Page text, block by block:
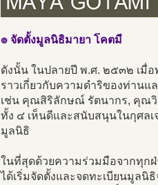
๏ จัดตั้งมูลนิธิมายา โคตมี
ดังนั้น ในปลายปี พ.ศ. ๒๕๓๒ เมื่อ
ราวเกี่ยวกับความดำริของท่าน
เช่น คุณสิริลักษณ์ รัตนากร, คุณ
ทั้ง ๔ เห็นดีและสนับสนุนในกุศลเ
มูลนิธิ
ในที่สุดด้วยความร่วมมือจากทุก
ได้เริ่มจัดตั้งและจดทะเบียนมูลนิ